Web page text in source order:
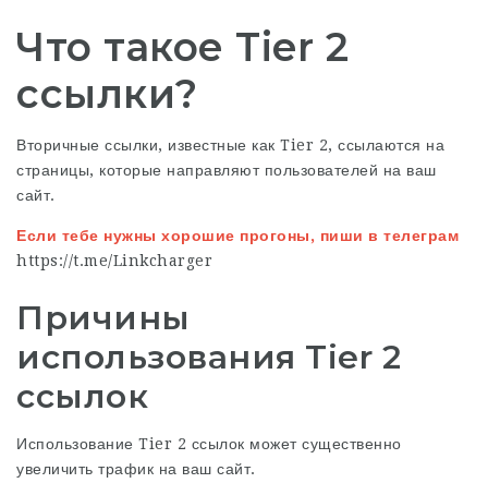
Что такое Tier 2
ссылки?
Вторичные ссылки, известные как Tier 2, ссылаются на
страницы, которые направляют пользователей на ваш
сайт.
Если тебе нужны хорошие прогоны, пиши в телеграм
https://t.me/Linkcharger
Причины
использования Tier 2
ссылок
Использование Tier 2 ссылок может существенно
увеличить трафик на ваш сайт.